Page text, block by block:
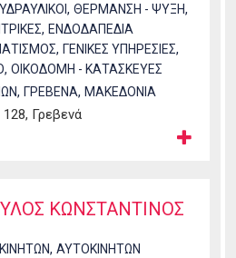
ΥΔΡΑΥΛΙΚΟΙ , ΘΕΡΜΑΝΣΗ - ΨΥΞΗ,
, ΕΝΔΟΔΑΠΕΔΙΑ
, ΓΕΝΙΚΕΣ ΥΠΗΡΕΣΙΕΣ,
, ΟΙΚΟΔΟΜΗ - ΚΑΤΑΣΚΕΥΕΣ
, ΓΡΕΒΕΝΑ, ΜΑΚΕΔΟΝΙΑ
Γρεβενά
ΚΩΝΣΤΑΝΤΙΝΟΣ
, ΑΥΤΟΚΙΝΗΤΩΝ